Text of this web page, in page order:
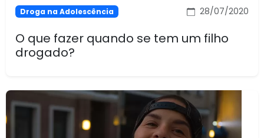
Droga na Adolescência 28/07/2020
O que fazer quando se tem um filho
drogado?